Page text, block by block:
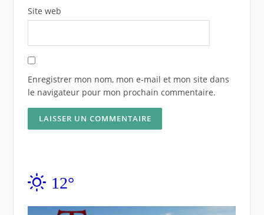
Site web
Enregistrer mon nom, mon e-mail et mon site dans
le navigateur pour mon prochain commentaire.
12°